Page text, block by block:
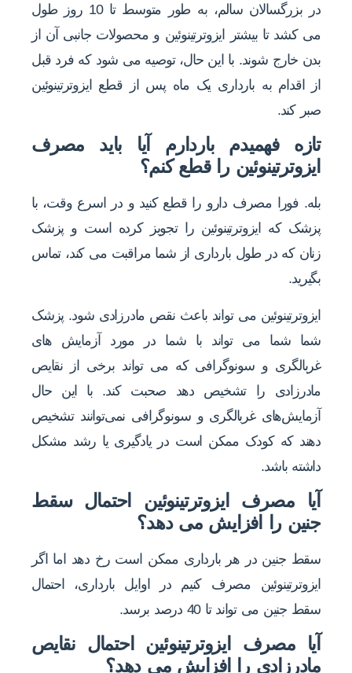
در بزرگسالان سالم، به طور متوسط تا 10 روز طول
می کشد تا بیشتر ایزوترتینوئین و محصولات جانبی آن از
بدن خارج شوند. با این حال، توصیه می شود که فرد قبل
از اقدام به بارداری یک ماه پس از قطع ایزوترتینوئین
صبر کند.
تازه فهمیدم باردارم آیا باید مصرف
ایزوترتینوئین را قطع کنم؟
بله. فورا مصرف دارو را قطع کنید و در اسرع وقت، با
پزشک که ایزوترتینوئین را تجویز کرده است و پزشک
زنان که در طول بارداری از شما مراقبت می کند، تماس
بگیرید.
ایزوترتینوئین می تواند باعث نقص مادرزادی شود. پزشک
شما شما می تواند با شما در مورد آزمایش های
غربالگری و سونوگرافی که می تواند برخی از نقایص
مادرزادی را تشخیص دهد صحبت کند. با این حال
آزمایش‌های غربالگری و سونوگرافی نمی‌توانند تشخیص
دهند که کودک ممکن است در یادگیری یا رشد مشکل
داشته باشد.
آیا مصرف ایزوترتینوئین احتمال سقط
جنین را افزایش می دهد؟
سقط جنین در هر بارداری ممکن است رخ دهد اما اگر
ایزوترتینوئین مصرف کنیم در اوایل بارداری، احتمال
سقط جنین می تواند تا 40 درصد برسد.
آیا مصرف ایزوترتینوئین احتمال نقایص
مادرزادی را افزایش می دهد؟